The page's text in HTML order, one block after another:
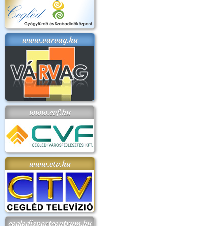
www.varvag.hu
www.cvf.hu
www.ctv.hu
cegledisportcentrum.hu